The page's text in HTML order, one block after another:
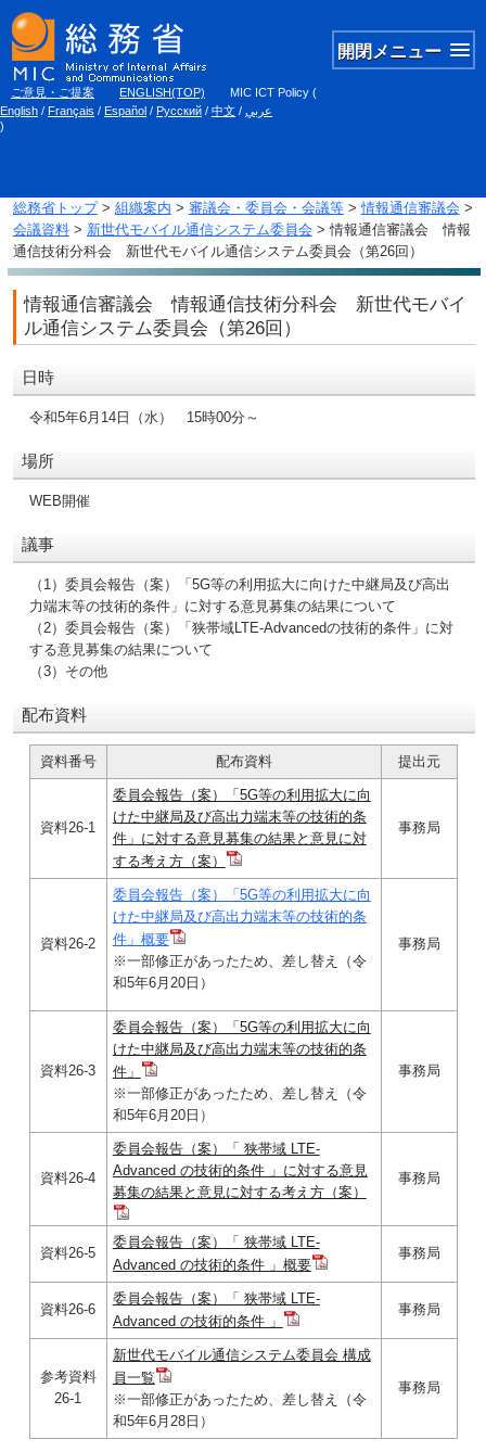
開閉メニュー
ご意見・ご提案 ENGLISH(TOP) MIC ICT Policy (
English / Français / Español / Русский / 中文 / عربي
)
総務省トップ> 組織案内 > 審議会・委員会・会議等>情報通信審議会 >
会議資料> 新世代モバイル通信システム委員会 > 情報通信審議会 情報
通信技術分科会 新世代モバイル通信システム委員会（第26回）
情報通信審議会 情報通信技術分科会 新世代モバイ
ル通信システム委員会（第26回）
日時
令和5年6月14日（水） 15時00分～
場所
WEB開催
議事
（1）委員会報告（案）「5G等の利用拡大に向けた中継局及び高出
力端末等の技術的条件」に対する意見募集の結果について
（2）委員会報告（案）「狭帯域LTE-Advancedの技術的条件」に対
する意見募集の結果について
（3）その他
配布資料
資料番号 配布資料 提出元
資料26-1
委員会報告（案）「5G等の利用拡大に向
けた中継局及び高出力端末等の技術的条
件」に対する意見募集の結果と意見に対
する考え方（案）
事務局
資料26-2
委員会報告（案）「5G等の利用拡大に向
けた中継局及び高出力端末等の技術的条
件」概要
※一部修正があったため、差し替え（令
和5年6月20日）
事務局
資料26-3
委員会報告（案）「5G等の利用拡大に向
けた中継局及び高出力端末等の技術的条
件」
※一部修正があったため、差し替え（令
和5年6月20日）
事務局
資料26-4
委員会報告（案）「 狭帯域 LTE-
Advanced の技術的条件 」に対する意見
募集の結果と意見に対する考え方（案）
事務局
資料26-5
委員会報告（案）「 狭帯域 LTE-
Advanced の技術的条件 」概要
事務局
資料26-6
委員会報告（案）「 狭帯域 LTE-
Advanced の技術的条件 」
事務局
参考資料
26-1
新世代モバイル通信システム委員会 構成
員一覧
※一部修正があったため、差し替え（令
和5年6月28日）
事務局